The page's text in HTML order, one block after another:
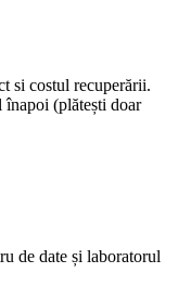
si costul recuperării.
(plătești doar
de date și laboratorul